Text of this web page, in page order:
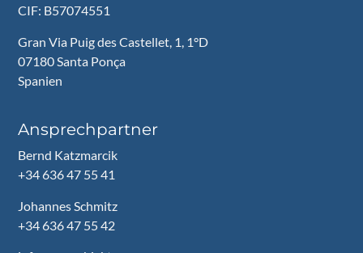
CIF: B57074551
Gran Via Puig des Castellet, 1, 1°D
07180 Santa Ponça
Spanien
Ansprechpartner
Bernd Katzmarcik
+34 636 47 55 41
Johannes Schmitz
+34 636 47 55 42